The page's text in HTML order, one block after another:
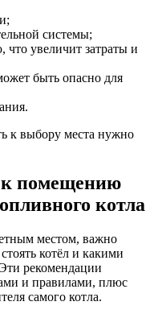
системы;
увеличит затраты и
быть опасно для
к выбору места нужно
к помещению
котла
местом, важно
котёл и какими
рекомендации
и правилами, плюс
самого котла.